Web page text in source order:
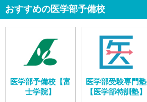
おすすめの医学部予備校
医学部予備校【富
士学院】
医学部受験専門塾
【医学部特訓塾】